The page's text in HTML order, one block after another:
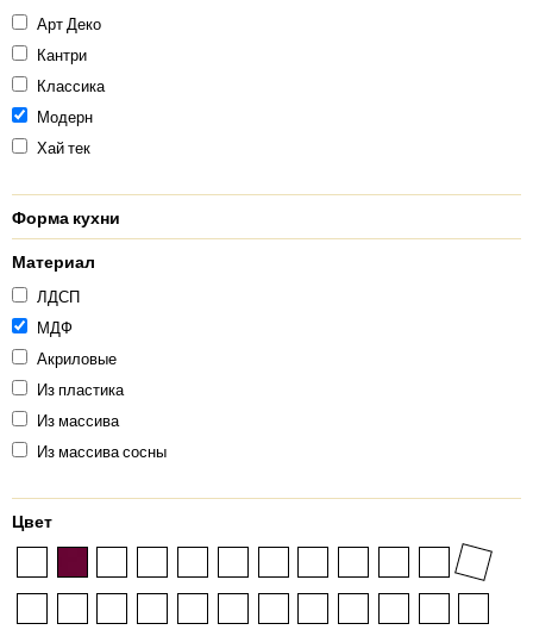
Арт Деко
Кантри
Классика
Модерн
Хай тек
Форма кухни
Материал
ЛДСП
МДФ
Акриловые
Из пластика
Из массива
Из массива сосны
Цвет